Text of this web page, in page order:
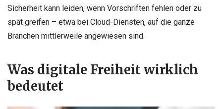
Sicherheit kann leiden, wenn Vorschriften fehlen oder zu
spät greifen – etwa bei Cloud-Diensten, auf die ganze
Branchen mittlerweile angewiesen sind.
Was digitale Freiheit wirklich
bedeutet